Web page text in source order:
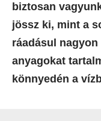
biztosan
jössz ki, mint a
ráadásul
anyagokat
könnyedén a